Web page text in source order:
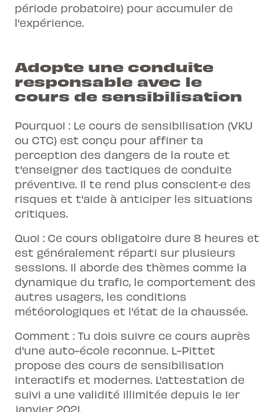
période probatoire) pour accumuler de
l'expérience.
Adopte une conduite
responsable avec le
cours de sensibilisation
Pourquoi : Le cours de sensibilisation (VKU
ou CTC) est conçu pour affiner ta
perception des dangers de la route et
t'enseigner des tactiques de conduite
préventive. Il te rend plus conscient·e des
risques et t'aide à anticiper les situations
critiques.
Quoi : Ce cours obligatoire dure 8 heures et
est généralement réparti sur plusieurs
sessions. Il aborde des thèmes comme la
dynamique du trafic, le comportement des
autres usagers, les conditions
météorologiques et l'état de la chaussée.
Comment : Tu dois suivre ce cours auprès
d'une auto-école reconnue. L-Pittet
propose des cours de sensibilisation
interactifs et modernes. L'attestation de
suivi a une validité illimitée depuis le 1er
janvier 2021.